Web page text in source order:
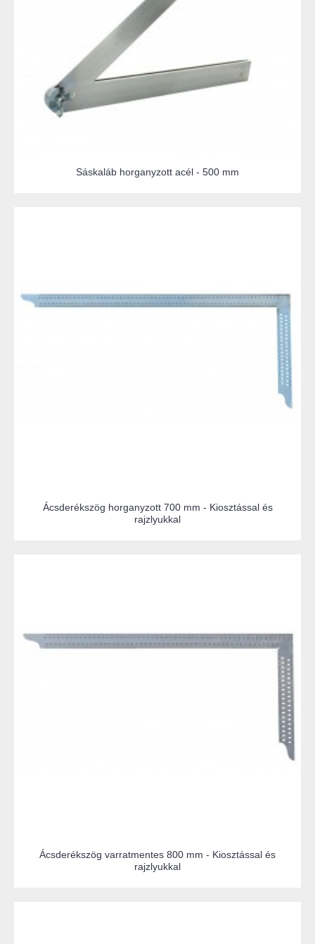
Sáskaláb horganyzott acél - 500 mm
Ácsderékszög horganyzott 700 mm - Kiosztással és
rajzlyukkal
Ácsderékszög varratmentes 800 mm - Kiosztással és
rajzlyukkal